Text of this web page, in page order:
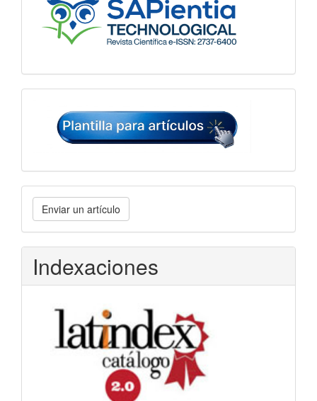
Plantilla
para
Enviar
un
artículo
Enviar un artículo
Indexaciones